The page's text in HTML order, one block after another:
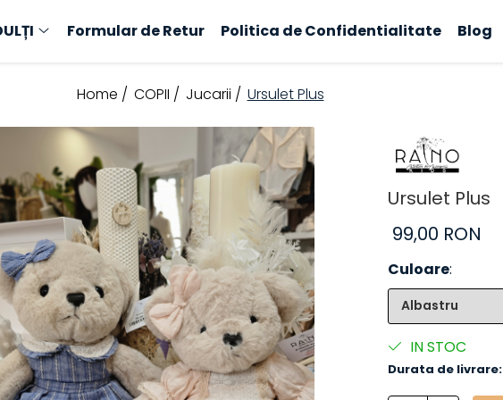
Formular de Retur Politica de Confidentialitate Blog
Home / COPII / Jucarii / Ursulet Plus
Ursulet Plus
99,00 RON
Culoare:
IN STOC
Durata de livrare: